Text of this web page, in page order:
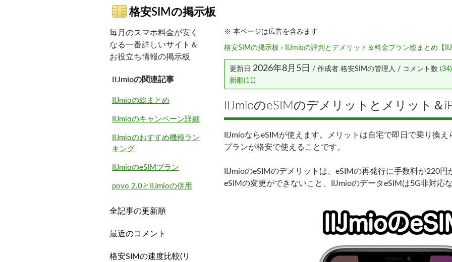
格安SIMの掲示板
※ 本ページは広告を含みます
格安SIMの掲示板 › IIJmioの評判とデメリット＆料金プラン総まとめ【
更新日 2026年8月5日 / 作成者 格安SIMの管理人 / コメント数 (34)
新順(11)
IIJmioのeSIMのデメリットとメリット＆
IIJmioならeSIMが使えます。メリットは自宅で即日で乗り換
プランが格安で使えることです。
IIJmioのeSIMのデメリットは、eSIMの再発行に手数料が220
eSIMの変更ができないこと、IIJmioのデータeSIMは5G非対応
毎月のスマホ料金が安く
なる一番詳しいサイト＆
お役立ち情報の掲示板
IIJmioの関連記事
IIJmioの総まとめ
IIJmioのキャンペーン詳細
IIJmioのおすすめ機種ラン
キング
IIJmioのeSIMプラン
povo 2.0とIIJmioの併用
全記事の更新順
最近のコメント
格安SIMの速度比較(リ